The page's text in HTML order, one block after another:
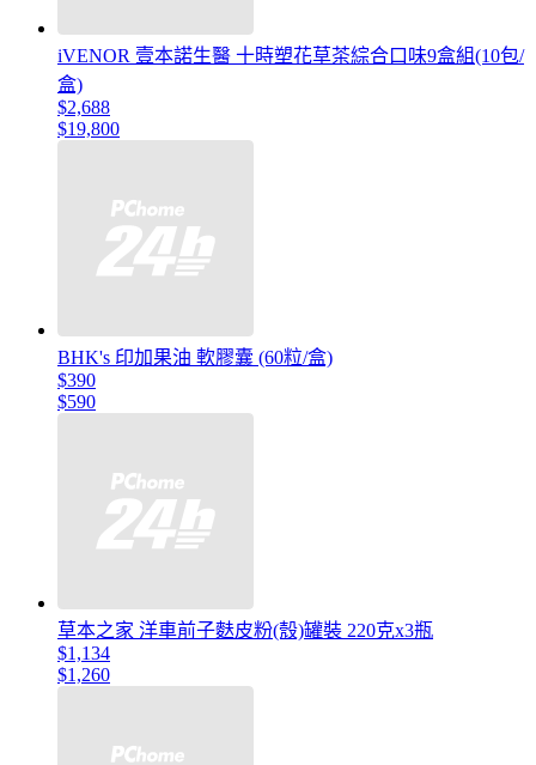
iVENOR 壹本諾生醫 十時塑花草茶綜合口味9盒組(10包/
盒)
$2,688
$19,800
BHK's 印加果油 軟膠囊 (60粒/盒)
$390
$590
草本之家 洋車前子麩皮粉(殼)罐裝 220克x3瓶
$1,134
$1,260